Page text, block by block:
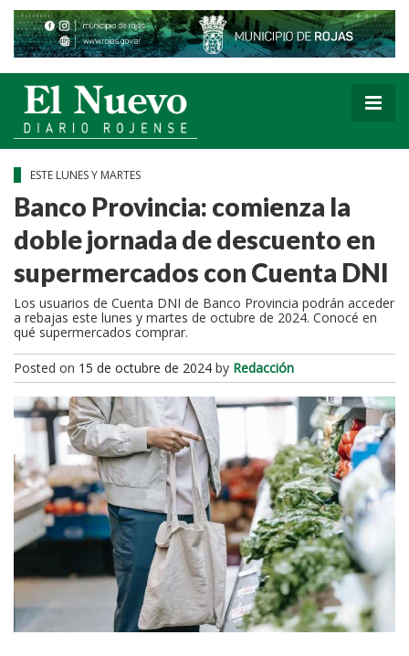
ESTE LUNES Y MARTES
Banco Provincia: comienza la
doble jornada de descuento en
supermercados con Cuenta DNI
Los usuarios de Cuenta DNI de Banco Provincia podrán acceder
a rebajas este lunes y martes de octubre de 2024. Conocé en
qué supermercados comprar.
Posted on 15 de octubre de 2024 by Redacción